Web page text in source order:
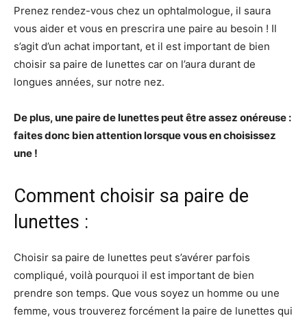
Prenez rendez-vous chez un ophtalmologue, il saura
vous aider et vous en prescrira une paire au besoin ! Il
s’agit d’un achat important, et il est important de bien
choisir sa paire de lunettes car on l’aura durant de
longues années, sur notre nez.
De plus, une paire de lunettes peut être assez onéreuse :
faites donc bien attention lorsque vous en choisissez
une !
Comment choisir sa paire de
lunettes :
Choisir sa paire de lunettes peut s’avérer parfois
compliqué, voilà pourquoi il est important de bien
prendre son temps. Que vous soyez un homme ou une
femme, vous trouverez forcément la paire de lunettes qui